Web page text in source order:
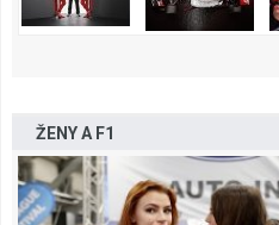
ŽENY A F1